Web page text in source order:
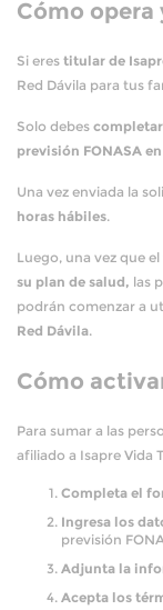
Cómo
Si eres titular de
Red Dávila para tus
Solo debes
previsión FONASA
Una vez enviada la
horas hábiles.
Luego, una vez que
su plan de salud, las
podrán comenzar a
Red Dávila.
Cómo
Para sumar a las
afiliado a Isapre Vida
Completa el
Ingresa los
previsión
Adjunta la
Acepta los